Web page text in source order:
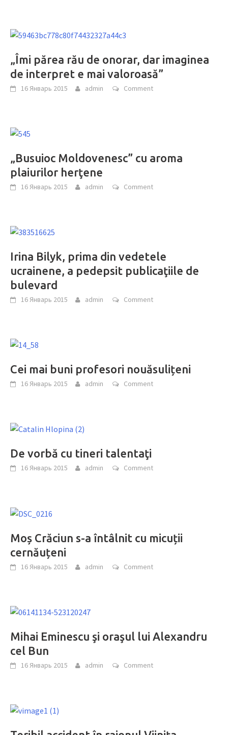
„Îmi părea rău de onorar, dar imaginea
de interpret e mai valoroasă”
16 Январь 2015 admin Comment
„Busuioc Moldovenesc” cu aroma
plaiurilor herţene
16 Январь 2015 admin Comment
Irina Bilyk, prima din vedetele
ucrainene, a pedepsit publicaţiile de
bulevard
16 Январь 2015 admin Comment
Cei mai buni profesori nouăsulițeni
16 Январь 2015 admin Comment
De vorbă cu tineri talentaţi
16 Январь 2015 admin Comment
Moș Crăciun s-a întâlnit cu micuții
cernăuțeni
16 Январь 2015 admin Comment
Mihai Eminescu şi oraşul lui Alexandru
cel Bun
16 Январь 2015 admin Comment